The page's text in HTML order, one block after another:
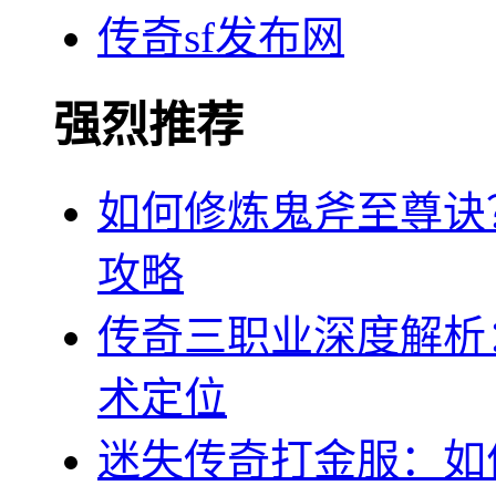
传奇sf发布网
强烈推荐
如何修炼鬼斧至尊
攻略
传奇三职业深度解
术定位
迷失传奇打金服：